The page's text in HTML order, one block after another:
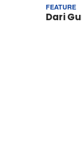
FEATURE
Dari